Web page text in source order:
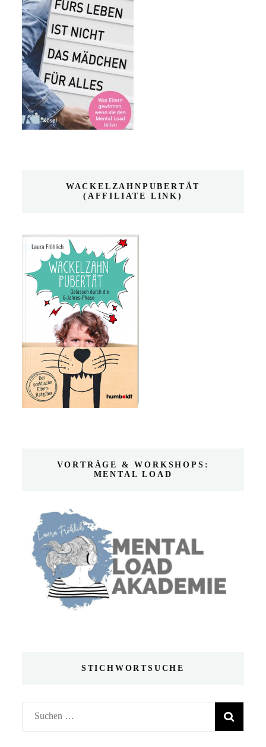
WACKELZAHNPUBERTÄT
(AFFILIATE LINK)
VORTRÄGE & WORKSHOPS:
MENTAL LOAD
STICHWORTSUCHE
Suchen
nach: